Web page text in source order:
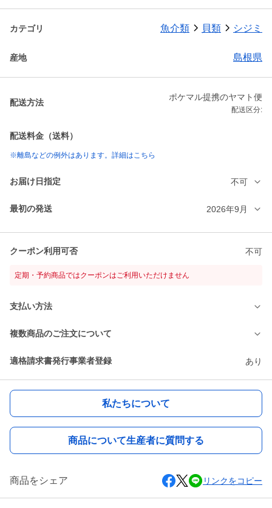
カテゴリ 魚介類 貝類 シジミ
産地 島根県
配送方法
ポケマル提携のヤマト便
配送区分:
配送料金（送料）
※離島などの例外はあります。詳細はこちら
お届け日指定 不可
最初の発送 2026年9月
クーポン利用可否 不可
定期・予約商品ではクーポンはご利用いただけません
支払い方法
複数商品のご注文について
適格請求書発行事業者登録 あり
私たちについて
商品について生産者に質問する
商品をシェア リンクをコピー